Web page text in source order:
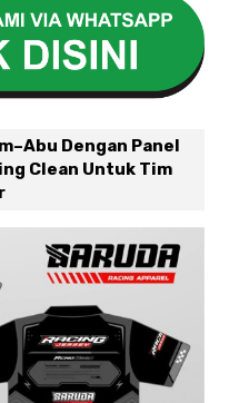
Dengan Panel
Clean Untuk Tim